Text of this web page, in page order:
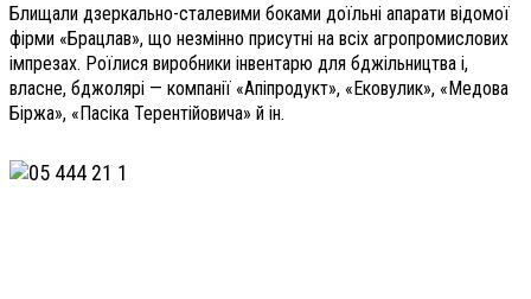
Блищали дзеркально-сталевими боками доїльні апарати відомої
фірми «Брацлав», що незмінно присутні на всіх агропромислових
імпрезах. Роїлися виробники інвентарю для бджільництва і,
власне, бджолярі — компанії «Апіпродукт», «Ековулик», «Медова
Біржа», «Пасіка Терентійовича» й ін.